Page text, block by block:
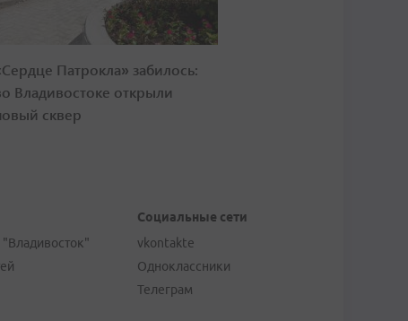
Патрокла» забилось:
Владивостоке открыли
сквер
"Владивосток"
Социальные сети
vkontakte
Одноклассники
Телеграм